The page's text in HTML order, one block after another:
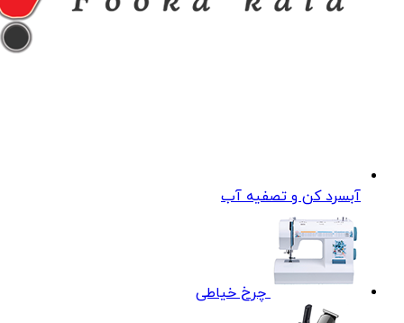
آبسرد کن و تصفیه آب
چرخ خیاطی